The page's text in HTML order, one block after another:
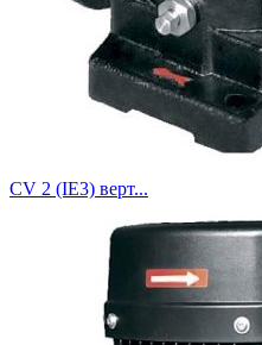
CV 2 (IE3) верт...